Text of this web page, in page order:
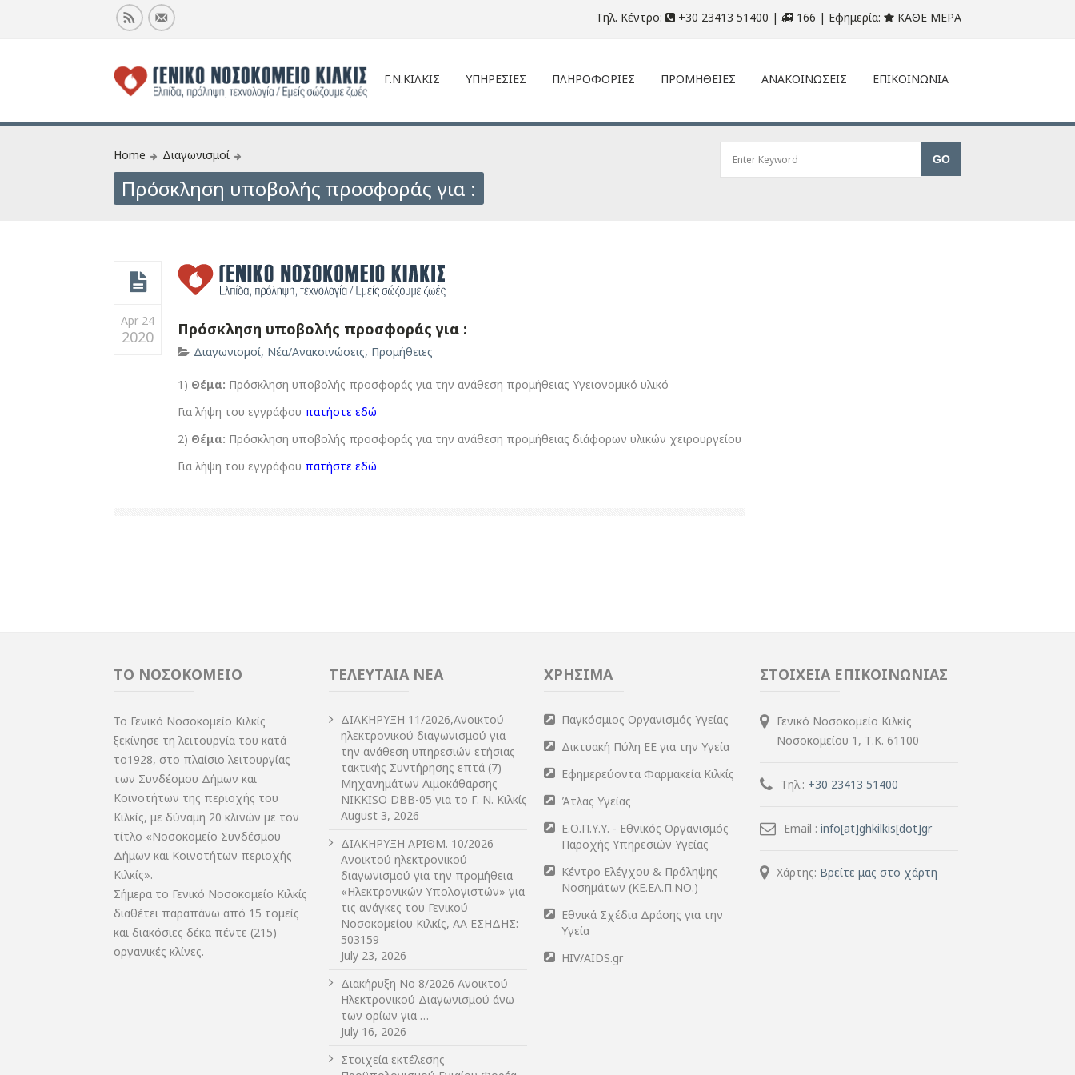
Τηλ. Κέντρο: +30 23413 51400 | 166 | Εφημερία: ΚΑΘΕ ΜΕΡΑ
Γ.Ν.ΚΙΛΚΙΣ ΥΠΗΡΕΣΙΕΣ ΠΛΗΡΟΦΟΡΙΕΣ ΠΡΟΜΗΘΕΙΕΣ ΑΝΑΚΟΙΝΩΣΕΙΣ ΕΠΙΚΟΙΝΩΝΙΑ
Home Διαγωνισμοί
Πρόσκληση υποβολής προσφοράς για :
Apr 24
2020 Πρόσκληση υποβολής προσφοράς για :
Διαγωνισμοί, Νέα/Ανακοινώσεις, Προμήθειες
1) Θέμα: Πρόσκληση υποβολής προσφοράς για την ανάθεση προμήθειας Υγειονομικό υλικό
Για λήψη του εγγράφου πατήστε εδώ
2) Θέμα: Πρόσκληση υποβολής προσφοράς για την ανάθεση προμήθειας διάφορων υλικών χειρουργείου
Για λήψη του εγγράφου πατήστε εδώ
ΤΟ ΝΟΣΟΚΟΜΕΙΟ
Το Γενικό Νοσοκομείο Κιλκίς
ξεκίνησε τη λειτουργία του κατά
το1928, στο πλαίσιο λειτουργίας
των Συνδέσμου Δήμων και
Κοινοτήτων της περιοχής του
Κιλκίς, με δύναμη 20 κλινών με τον
τίτλο «Νοσοκομείο Συνδέσμου
Δήμων και Κοινοτήτων περιοχής
Κιλκίς».
Σήμερα το Γενικό Νοσοκομείο Κιλκίς
διαθέτει παραπάνω από 15 τομείς
και διακόσιες δέκα πέντε (215)
οργανικές κλίνες.
ΤΕΛΕΥΤΑΙΑ ΝΕΑ
ΔIΑΚΗΡΥΞΗ 11/2026,Ανοικτού
ηλεκτρονικού διαγωνισμού για
την ανάθεση υπηρεσιών ετήσιας
τακτικής Συντήρησης επτά (7)
Μηχανημάτων Αιμοκάθαρσης
NIKKISO DBB-05 για το Γ. Ν. Κιλκίς
August 3, 2026
ΔIΑΚΗΡΥΞΗ ΑΡIΘΜ. 10/2026
Ανοικτού ηλεκτρονικού
διαγωνισμού για την προμήθεια
«Ηλεκτρονικών Υπολογιστών» για
τις ανάγκες του Γενικού
Νοσοκομείου Κιλκίς, ΑΑ ΕΣΗΔΗΣ:
503159
July 23, 2026
Διακήρυξη Νο 8/2026 Ανοικτού
Ηλεκτρονικού Διαγωνισμού άνω
των ορίων για …
July 16, 2026
Στοιχεία εκτέλεσης
ΧΡΗΣΙΜΑ
Παγκόσμιος Οργανισμός Υγείας
Δικτυακή Πύλη ΕΕ για την Υγεία
Εφημερεύοντα Φαρμακεία Κιλκίς
Άτλας Υγείας
Ε.Ο.Π.Υ.Υ. - Εθνικός Οργανισμός
Παροχής Υπηρεσιών Υγείας
Κέντρο Ελέγχου & Πρόληψης
Νοσημάτων (ΚΕ.ΕΛ.Π.ΝΟ.)
Εθνικά Σχέδια Δράσης για την
Υγεία
HIV/AIDS.gr
ΣΤΟΙΧΕΙΑ ΕΠΙΚΟΙΝΩΝΙΑΣ
Γενικό Νοσοκομείο Κιλκίς
Νοσοκομείου 1, Τ.Κ. 61100
Τηλ.: +30 23413 51400
Email : info[at]ghkilkis[dot]gr
Χάρτης: Βρείτε μας στο χάρτη